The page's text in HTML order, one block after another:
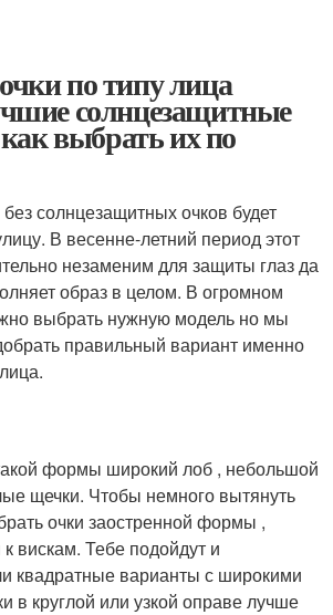
по типу лица
солнцезащитные
выбрать их по
солнцезащитных очков будет
В весенне-летний период этот
незаменим для защиты глаз да
образ в целом. В огромном
выбрать нужную модель но мы
правильный вариант именно
формы широкий лоб , небольшой
щечки. Чтобы немного вытянуть
очки заостренной формы ,
вискам. Тебе подойдут и
квадратные варианты с широкими
в круглой или узкой оправе лучше